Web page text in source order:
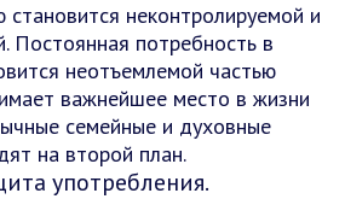
становится неконтролируемой и
Постоянная потребность в
неотъемлемой частью
важнейшее место в жизни
семейные и духовные
на второй план.
употребления.